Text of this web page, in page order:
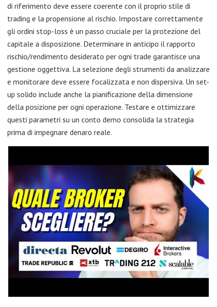
di riferimento deve essere coerente con il proprio stile di
trading e la propensione al rischio. Impostare correttamente
gli ordini stop-loss è un passo cruciale per la protezione del
capitale a disposizione. Determinare in anticipo il rapporto
rischio/rendimento desiderato per ogni trade garantisce una
gestione oggettiva. La selezione degli strumenti da analizzare
e monitorare deve essere focalizzata e non dispersiva. Un set-
up solido include anche la pianificazione della dimensione
della posizione per ogni operazione. Testare e ottimizzare
questi parametri su un conto demo consolida la strategia
prima di impegnare denaro reale.